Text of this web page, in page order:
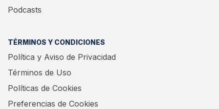
Podcasts
TÉRMINOS Y CONDICIONES
Política y Aviso de Privacidad
Términos de Uso
Políticas de Cookies
Preferencias de Cookies